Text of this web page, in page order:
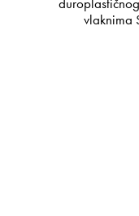
vlaknima